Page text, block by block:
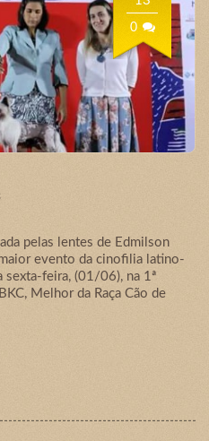
0
pelas lentes de Edmilson
evento da cinofilia latino-
sexta-feira, (01/06), na 1ª
Melhor da Raça Cão de